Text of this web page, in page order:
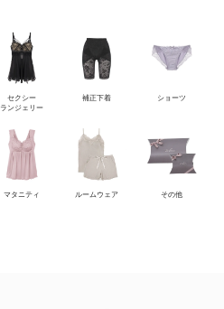
セクシー
ランジェリー
補正下着 ショーツ
マタニティ ルームウェア その他